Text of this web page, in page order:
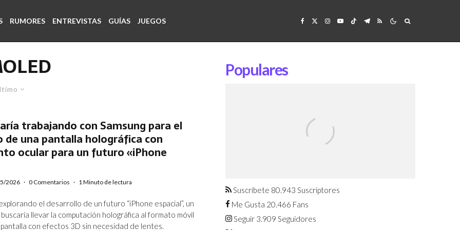
RUMORES ENTREVISTAS GUÍAS JUEGOS
trabajando con Samsung para el
de una pantalla holográfica con
ocular para un futuro «iPhone
2026 · 0 Comentarios · 1 Minuto de lectura
el desarrollo de un futuro “iPhone espacial”, un
llevar la computación holográfica al formato móvil
con efectos 3D sin necesidad de lentes.
Populares
agosto
Suscríbete 80.943 Suscriptores
Me Gusta 20.466 Fans
Seguir 3.909 Seguidores